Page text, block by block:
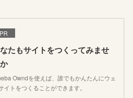
PR
たもサイトをつくってみませ
Owndを使えば、誰でもかんたんにウェ
イトをつくることができます。